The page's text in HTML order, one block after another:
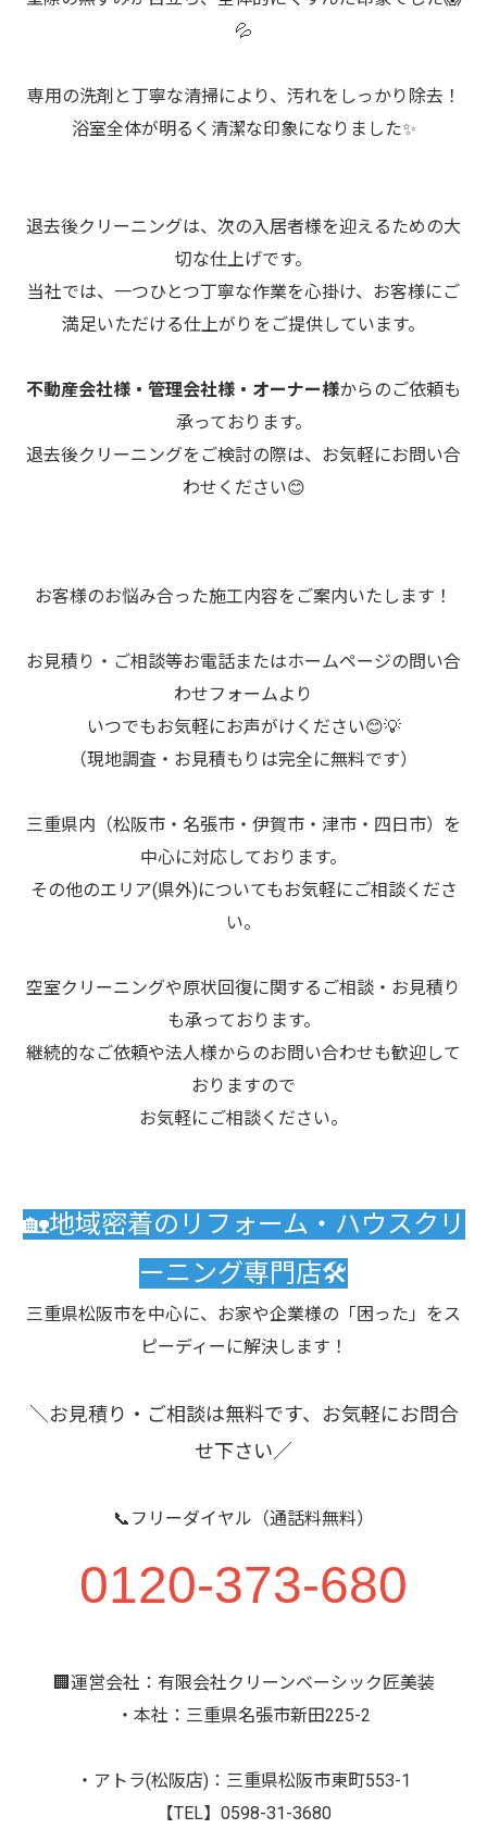
💦
専用の洗剤と丁寧な清掃により、汚れをしっかり除去！
浴室全体が明るく清潔な印象になりました✨
退去後クリーニングは、次の入居者様を迎えるための大
切な仕上げです。
当社では、一つひとつ丁寧な作業を心掛け、お客様にご
満足いただける仕上がりをご提供しています。
不動産会社様・管理会社様・オーナー様からのご依頼も
承っております。
退去後クリーニングをご検討の際は、お気軽にお問い合
わせください😊
お客様のお悩み合った施工内容をご案内いたします！
お見積り・ご相談等お電話またはホームページの問い合
わせフォームより
いつでもお気軽にお声がけください😊💡
（現地調査・お見積もりは完全に無料です）
三重県内（松阪市・名張市・伊賀市・津市・四日市）を
中心に対応しております。
その他のエリア(県外)についてもお気軽にご相談くださ
い。
空室クリーニングや原状回復に関するご相談・お見積り
も承っております。
継続的なご依頼や法人様からのお問い合わせも歓迎して
おりますので
お気軽にご相談ください。
🏡地域密着のリフォーム・ハウスクリ
ーニング専門店🛠️
三重県松阪市を中心に、お家や企業様の「困った」をス
ピーディーに解決します！
＼お見積り・ご相談は無料です、お気軽にお問合
せ下さい／
📞フリーダイヤル（通話料無料）
0120-373-680
🏢運営会社：有限会社クリーンベーシック匠美装
・本社：三重県名張市新田225-2
・アトラ(松阪店)：三重県松阪市東町553-1
【TEL】0598-31-3680